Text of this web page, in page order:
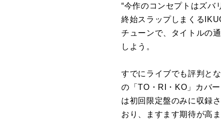
“今作のコンセプトはズ
終始スラップしまくる
チューンで、タイトルの
しよう。
すでにライブでも評判と
の「TO・RI・KO」カバ
は初回限定盤のみに収録
おり、ますます期待が高